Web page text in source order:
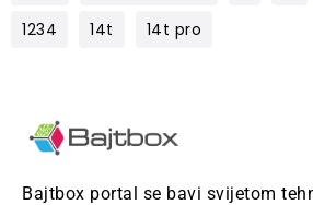
1234
14t 14t pro
Bajtbox portal se bavi svijetom